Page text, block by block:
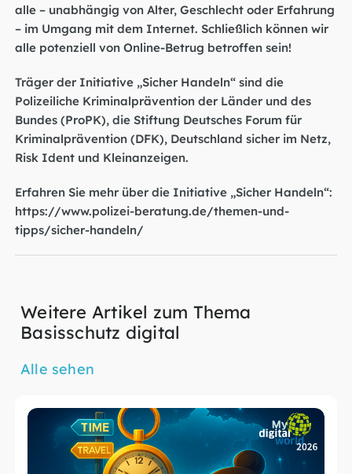
alle – unabhängig von Alter, Geschlecht oder Erfahrung
– im Umgang mit dem Internet. Schließlich können wir
alle potenziell von Online-Betrug betroffen sein!
Träger der Initiative „Sicher Handeln“ sind die
Polizeiliche Kriminalprävention der Länder und des
Bundes (ProPK), die Stiftung Deutsches Forum für
Kriminalprävention (DFK), Deutschland sicher im Netz,
Risk Ident und Kleinanzeigen.
Erfahren Sie mehr über die Initiative „Sicher Handeln“:
https://www.polizei-beratung.de/themen-und-
tipps/sicher-handeln/
Weitere Artikel zum Thema
Basisschutz digital
Alle sehen